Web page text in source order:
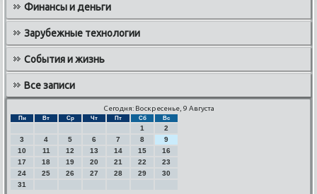
Финансы и деньги
Зарубежные технологии
События и жизнь
Все записи
Сегодня: Воскресенье, 9 Августа
Пн Вт Ср Чт Пт Сб Вс
1
2
3
4 5 6 7 8
9
10
11 12 13 14 15
16
17
18 19 20 21 22
23
24
25 26 27 28 29
30
31